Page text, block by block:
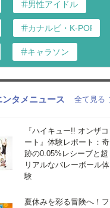
男性アイドル
カナルビ・K-POP和訳
キャラソン
バンド
ディズニー
ンタメニュース 全て見る
『ハイキュー!! オンザコ
ート』体験レポート：奇
跡の0.05%レシーブと超
リアルなバレーボール体
験
夏休みを彩る冒険へ！フ